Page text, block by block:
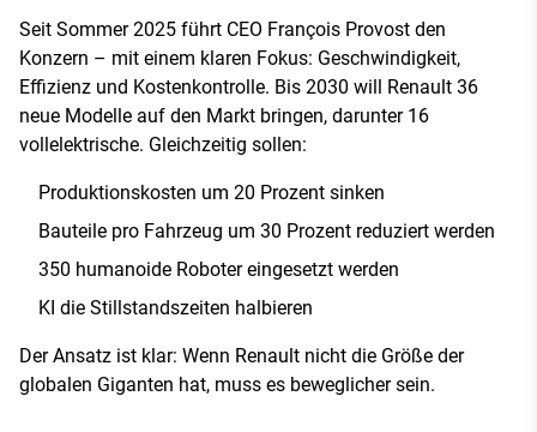
Seit Sommer 2025 führt CEO François Provost den
Konzern – mit einem klaren Fokus: Geschwindigkeit,
Effizienz und Kostenkontrolle. Bis 2030 will Renault 36
neue Modelle auf den Markt bringen, darunter 16
vollelektrische. Gleichzeitig sollen:
Produktionskosten um 20 Prozent sinken
Bauteile pro Fahrzeug um 30 Prozent reduziert werden
350 humanoide Roboter eingesetzt werden
KI die Stillstandszeiten halbieren
Der Ansatz ist klar: Wenn Renault nicht die Größe der
globalen Giganten hat, muss es beweglicher sein.